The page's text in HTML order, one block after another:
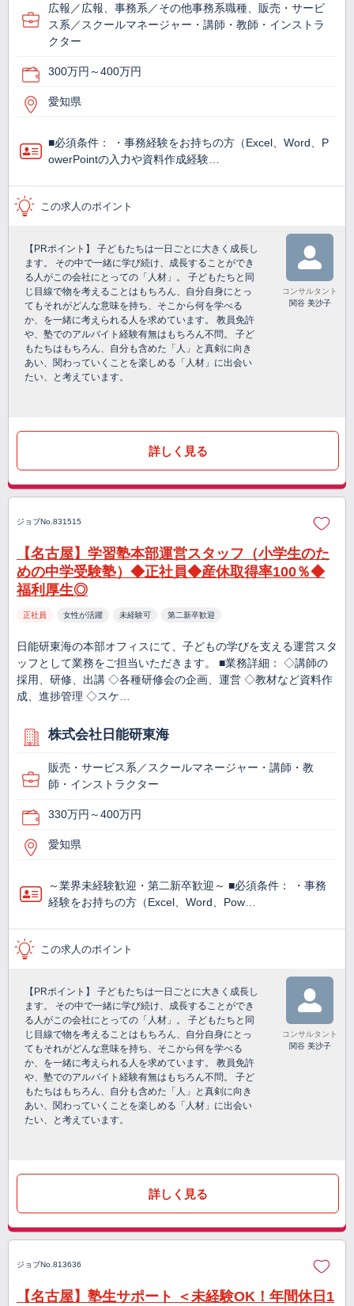
広報／広報、事務系／その他事務系職種、販売・サービ
ス系／スクールマネージャー・講師・教師・インストラ
クター
300万円～400万円
愛知県
■必須条件： ・事務経験をお持ちの方（Excel、Word、P
owerPointの入力や資料作成経験…
この求人のポイント
【PRポイント】 子どもたちは一日ごとに大きく成長し
ます。 その中で一緒に学び続け、成長することができ
る人がこの会社にとっての「人材」。 子どもたちと同
じ目線で物を考えることはもちろん、自分自身にとっ
てもそれがどんな意味を持ち、そこから何を学べる
か、を一緒に考えられる人を求めています。 教員免許
や、塾でのアルバイト経験有無はもちろん不問。 子ど
もたちはもちろん、自分も含めた「人」と真剣に向き
あい、関わっていくことを楽しめる「人材」に出会い
たい、と考えています。
コンサルタント
関谷 美沙子
詳しく見る
ジョブNo.831515
【名古屋】学習塾本部運営スタッフ（小学生のた
めの中学受験塾）◆正社員◆産休取得率100％◆
福利厚生◎
正社員 女性が活躍 未経験可 第二新卒歓迎
日能研東海の本部オフィスにて、子どもの学びを支える運営スタ
ッフとして業務をご担当いただきます。 ■業務詳細： ◇講師の
採用、研修、出講 ◇各種研修会の企画、運営 ◇教材など資料作
成、進捗管理 ◇スケ…
株式会社日能研東海
販売・サービス系／スクールマネージャー・講師・教
師・インストラクター
330万円～400万円
愛知県
～業界未経験歓迎・第二新卒歓迎～ ■必須条件： ・事務
経験をお持ちの方（Excel、Word、Pow…
この求人のポイント
【PRポイント】 子どもたちは一日ごとに大きく成長し
ます。 その中で一緒に学び続け、成長することができ
る人がこの会社にとっての「人材」。 子どもたちと同
じ目線で物を考えることはもちろん、自分自身にとっ
てもそれがどんな意味を持ち、そこから何を学べる
か、を一緒に考えられる人を求めています。 教員免許
や、塾でのアルバイト経験有無はもちろん不問。 子ど
もたちはもちろん、自分も含めた「人」と真剣に向き
あい、関わっていくことを楽しめる「人材」に出会い
たい、と考えています。
コンサルタント
関谷 美沙子
詳しく見る
ジョブNo.813636
【名古屋】塾生サポート ＜未経験OK！年間休日1